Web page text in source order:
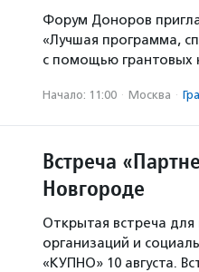
Форум Доноров
«Лучшая программа,
с помощью грантовых
Начало: 11:00 · Москва ·
Встреча
Новгороде
Открытая встреча
организаций и
«КУПНО» 10 августа.